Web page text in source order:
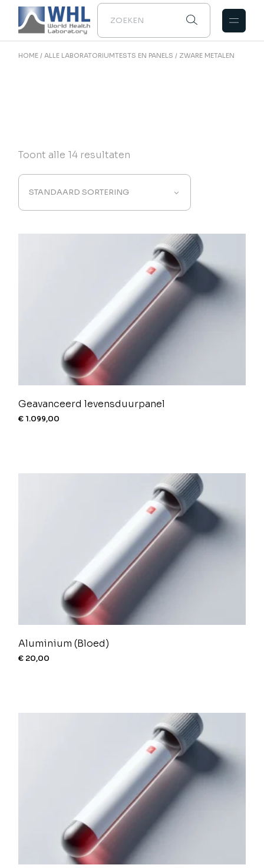
Naar
inhoud
gaan
HOME ALLE LABORATORIUMTESTS EN PANELS ZWARE METALEN
Toont alle 14 resultaten
STANDAARD SORTERING
Geavanceerd levensduurpanel
€ 1.099,00
Aluminium (Bloed)
€ 20,00